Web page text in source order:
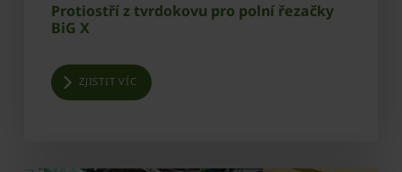
Protiostří z tvrdokovu pro polní řezačky
BiG X
ZJISTIT VÍC